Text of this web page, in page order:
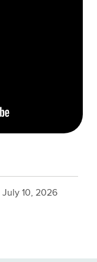
July 10, 2026